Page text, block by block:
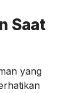
Saat
yang